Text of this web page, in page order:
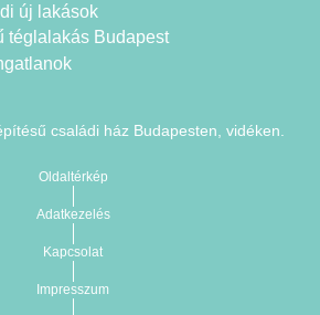
új lakások
téglalakás Budapest
családi ház Budapesten, vidéken.
Oldaltérkép
Adatkezelés
Kapcsolat
Impresszum